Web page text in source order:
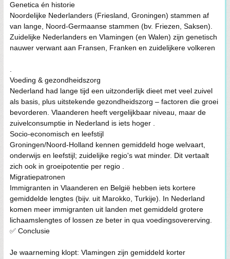
Genetica én historie
Noordelijke Nederlanders (Friesland, Groningen) stammen af
van lange, Noord-Germaanse stammen (bv. Friezen, Saksen).
Zuidelijke Nederlanders en Vlamingen (en Walen) zijn genetisch
nauwer verwant aan Fransen, Franken en zuidelijkere volkeren
Voeding & gezondheidszorg
Nederland had lange tijd een uitzonderlijk dieet met veel zuivel
als basis, plus uitstekende gezondheidszorg – factoren die groei
bevorderen. Vlaanderen heeft vergelijkbaar niveau, maar de
zuivelconsumptie in Nederland is iets hoger .
Socio-economisch en leefstijl
Groningen/Noord-Holland kennen gemiddeld hoge welvaart,
onderwijs en leefstijl; zuidelijke regio's wat minder. Dit vertaalt
zich ook in groeipotentie per regio .
Migratiepatronen
Immigranten in Vlaanderen en België hebben iets kortere
gemiddelde lengtes (bijv. uit Marokko, Turkije). In Nederland
komen meer immigranten uit landen met gemiddeld grotere
lichaamslengtes of lossen ze beter in qua voedingsovererving.
✅ Conclusie
Je waarneming klopt: Vlamingen zijn gemiddeld korter